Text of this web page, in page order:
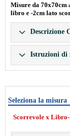
Misure da 70x70cm
libro e -2cm lato
Descrizione
Istruzioni di
Seleziona la misura
Scorrevole x